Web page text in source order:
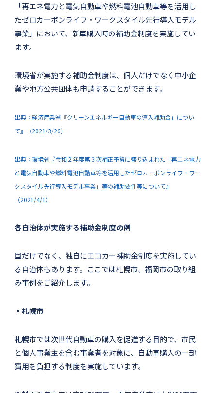
「再エネ電力と電気自動車や燃料電池自動車等を活用し
たゼロカーボンライフ・ワークスタイル先行導入モデル
事業」において、新車購入時の補助金制度を実施してい
ます。
環境省が実施する補助金制度は、個人だけでなく中小企
業や地方公共団体も申請することができます。
出典：経済産業省『クリーンエネルギー自動車の導入補助金」につい
て』（2021/3/26）
出典：環境省『令和２年度第３次補正予算に盛り込まれた「再エネ電力
と電気自動車や燃料電池自動車等を活用したゼロカーボンライフ・ワー
クスタイル先行導入モデル事業」等の補助要件等について』
（2021/4/1）
各自治体が実施する補助金制度の例
国だけでなく、独自にエコカー補助金制度を実施してい
る自治体もあります。ここでは札幌市、福岡市の取り組
み事例をご紹介します。
▪札幌市
札幌市では次世代自動車の購入を促進する目的で、市民
と個人事業主を含む事業者を対象に、自動車購入の一部
費用を負担する制度を実施しています。